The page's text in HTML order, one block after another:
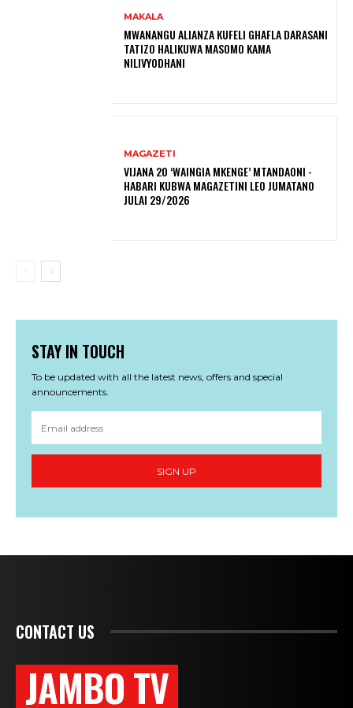
MAKALA
MWANANGU ALIANZA KUFELI GHAFLA DARASANI
TATIZO HALIKUWA MASOMO KAMA
NILIVYODHANI
MAGAZETI
VIJANA 20 ‘WAINGIA MKENGE’ MTANDAONI -
HABARI KUBWA MAGAZETINI LEO JUMATANO
JULAI 29/2026
STAY IN TOUCH
To be updated with all the latest news, offers and special
announcements.
SIGN UP
CONTACT US
JAMBO TV